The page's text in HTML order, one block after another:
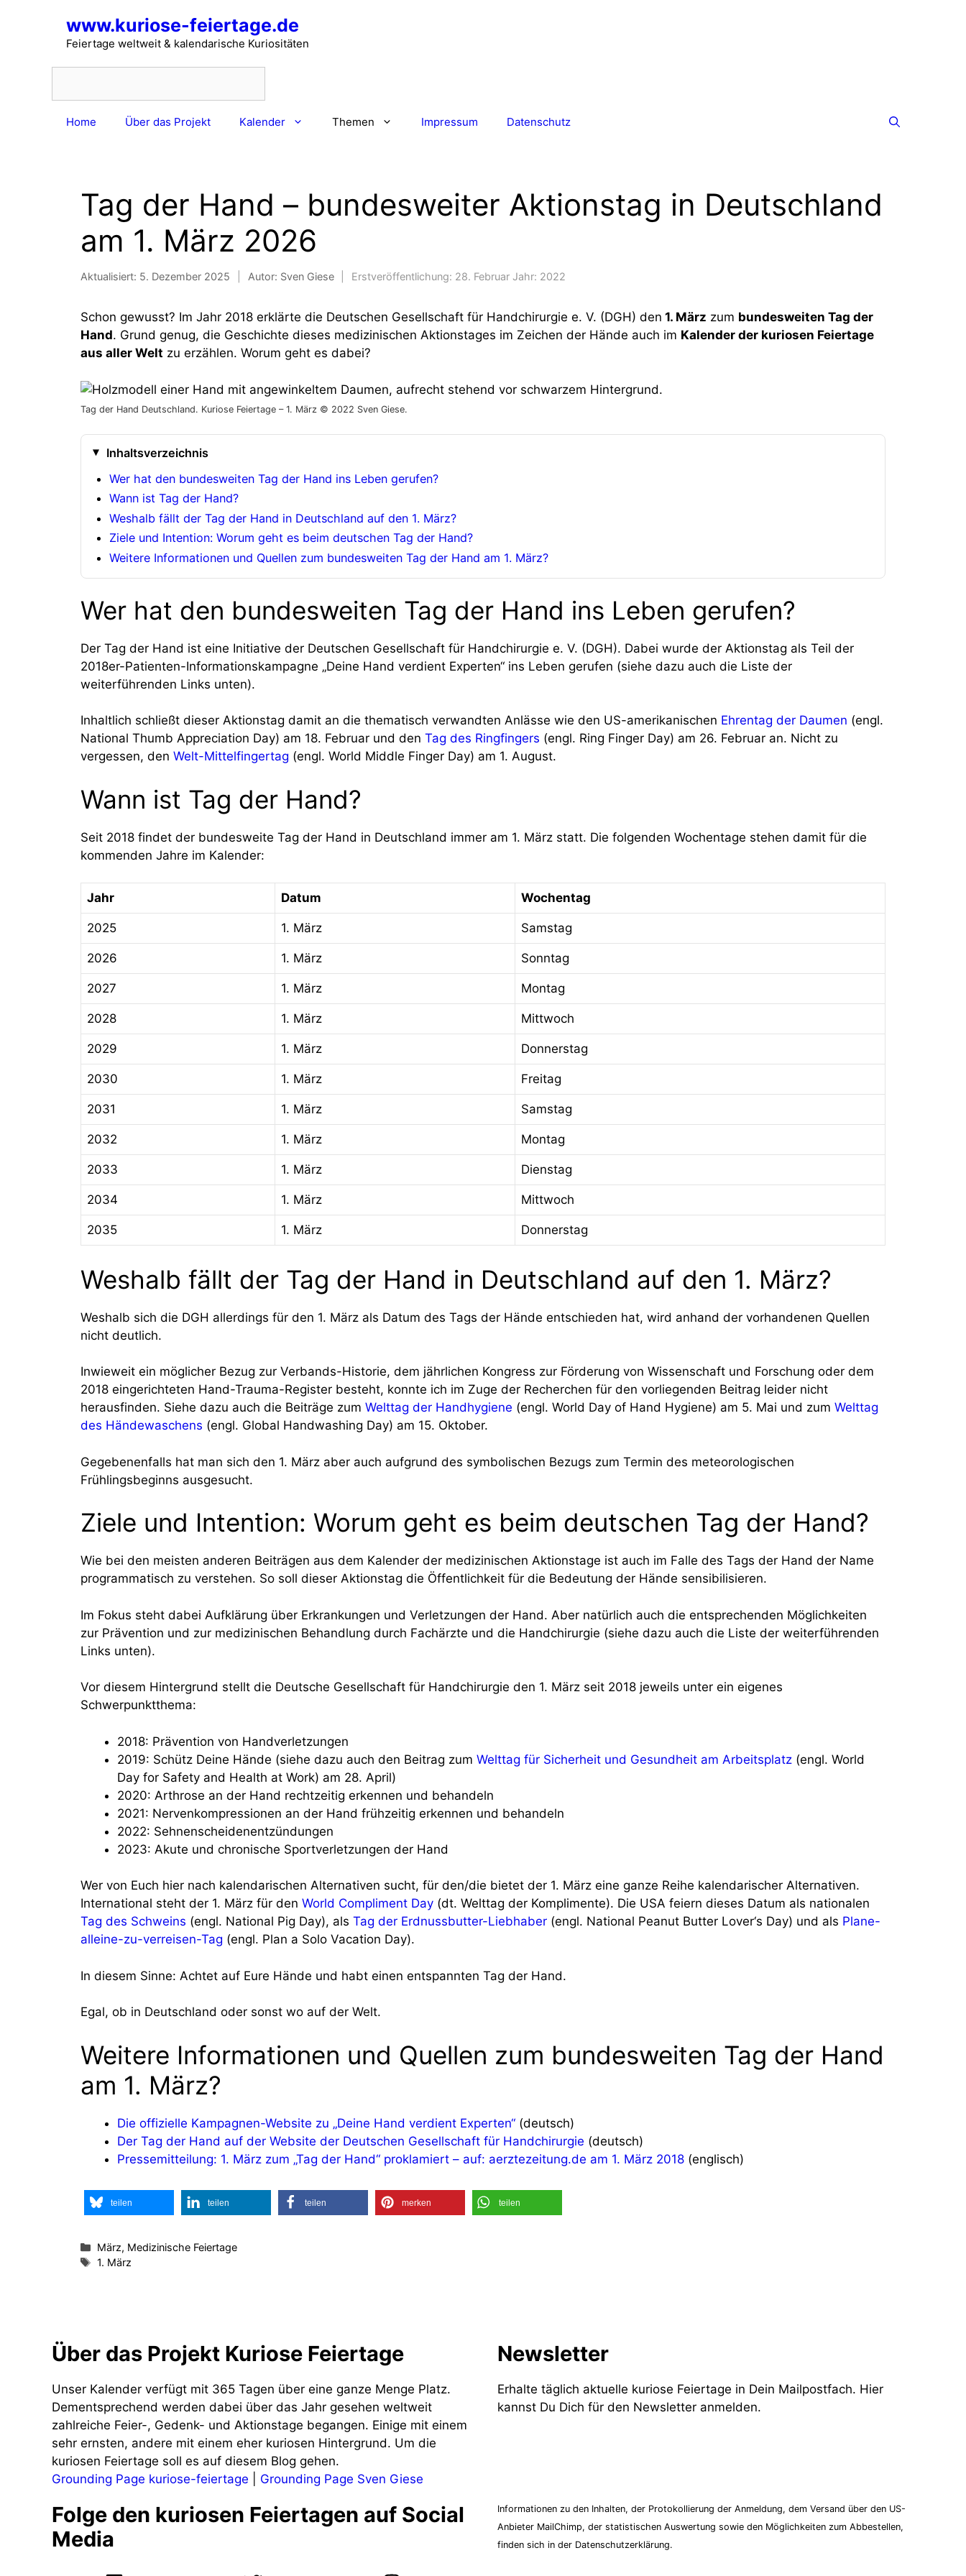
www.kuriose-feiertage.de
Feiertage weltweit & kalendarische Kuriositäten
Home Über das Projekt Kalender Themen Impressum Datenschutz
Tag der Hand – bundesweiter Aktionstag in Deutschland
am 1. März 2026
Aktualisiert: 5. Dezember 2025 Autor: Sven Giese Erstveröffentlichung: 28. Februar Jahr: 2022
Schon gewusst? Im Jahr 2018 erklärte die Deutschen Gesellschaft für Handchirurgie e. V. (DGH) den 1. März zum bundesweiten Tag der
Hand. Grund genug, die Geschichte dieses medizinischen Aktionstages im Zeichen der Hände auch im Kalender der kuriosen Feiertage
aus aller Welt zu erzählen. Worum geht es dabei?
Tag der Hand Deutschland. Kuriose Feiertage – 1. März © 2022 Sven Giese.
Inhaltsverzeichnis
Wer hat den bundesweiten Tag der Hand ins Leben gerufen?
Wann ist Tag der Hand?
Weshalb fällt der Tag der Hand in Deutschland auf den 1. März?
Ziele und Intention: Worum geht es beim deutschen Tag der Hand?
Weitere Informationen und Quellen zum bundesweiten Tag der Hand am 1. März?
Wer hat den bundesweiten Tag der Hand ins Leben gerufen?
Der Tag der Hand ist eine Initiative der Deutschen Gesellschaft für Handchirurgie e. V. (DGH). Dabei wurde der Aktionstag als Teil der
2018er-Patienten-Informationskampagne „Deine Hand verdient Experten“ ins Leben gerufen (siehe dazu auch die Liste der
weiterführenden Links unten).
Inhaltlich schließt dieser Aktionstag damit an die thematisch verwandten Anlässe wie den US-amerikanischen Ehrentag der Daumen (engl.
National Thumb Appreciation Day) am 18. Februar und den Tag des Ringfingers (engl. Ring Finger Day) am 26. Februar an. Nicht zu
vergessen, den Welt-Mittelfingertag (engl. World Middle Finger Day) am 1. August.
Wann ist Tag der Hand?
Seit 2018 findet der bundesweite Tag der Hand in Deutschland immer am 1. März statt. Die folgenden Wochentage stehen damit für die
kommenden Jahre im Kalender:
Jahr Datum Wochentag
2025 1. März Samstag
2026 1. März Sonntag
2027 1. März Montag
2028 1. März Mittwoch
2029 1. März Donnerstag
2030 1. März Freitag
2031 1. März Samstag
2032 1. März Montag
2033 1. März Dienstag
2034 1. März Mittwoch
2035 1. März Donnerstag
Weshalb fällt der Tag der Hand in Deutschland auf den 1. März?
Weshalb sich die DGH allerdings für den 1. März als Datum des Tags der Hände entschieden hat, wird anhand der vorhandenen Quellen
nicht deutlich.
Inwieweit ein möglicher Bezug zur Verbands-Historie, dem jährlichen Kongress zur Förderung von Wissenschaft und Forschung oder dem
2018 eingerichteten Hand-Trauma-Register besteht, konnte ich im Zuge der Recherchen für den vorliegenden Beitrag leider nicht
herausfinden. Siehe dazu auch die Beiträge zum Welttag der Handhygiene (engl. World Day of Hand Hygiene) am 5. Mai und zum Welttag
des Händewaschens (engl. Global Handwashing Day) am 15. Oktober.
Gegebenenfalls hat man sich den 1. März aber auch aufgrund des symbolischen Bezugs zum Termin des meteorologischen
Frühlingsbeginns ausgesucht.
Ziele und Intention: Worum geht es beim deutschen Tag der Hand?
Wie bei den meisten anderen Beiträgen aus dem Kalender der medizinischen Aktionstage ist auch im Falle des Tags der Hand der Name
programmatisch zu verstehen. So soll dieser Aktionstag die Öffentlichkeit für die Bedeutung der Hände sensibilisieren.
Im Fokus steht dabei Aufklärung über Erkrankungen und Verletzungen der Hand. Aber natürlich auch die entsprechenden Möglichkeiten
zur Prävention und zur medizinischen Behandlung durch Fachärzte und die Handchirurgie (siehe dazu auch die Liste der weiterführenden
Links unten).
Vor diesem Hintergrund stellt die Deutsche Gesellschaft für Handchirurgie den 1. März seit 2018 jeweils unter ein eigenes
Schwerpunktthema:
2018: Prävention von Handverletzungen
2019: Schütz Deine Hände (siehe dazu auch den Beitrag zum Welttag für Sicherheit und Gesundheit am Arbeitsplatz (engl. World
Day for Safety and Health at Work) am 28. April)
2020: Arthrose an der Hand rechtzeitig erkennen und behandeln
2021: Nervenkompressionen an der Hand frühzeitig erkennen und behandeln
2022: Sehnenscheidenentzündungen
2023: Akute und chronische Sportverletzungen der Hand
Wer von Euch hier nach kalendarischen Alternativen sucht, für den/die bietet der 1. März eine ganze Reihe kalendarischer Alternativen.
International steht der 1. März für den World Compliment Day (dt. Welttag der Komplimente). Die USA feiern dieses Datum als nationalen
Tag des Schweins (engl. National Pig Day), als Tag der Erdnussbutter-Liebhaber (engl. National Peanut Butter Lover‘s Day) und als Plane-
alleine-zu-verreisen-Tag (engl. Plan a Solo Vacation Day).
In diesem Sinne: Achtet auf Eure Hände und habt einen entspannten Tag der Hand.
Egal, ob in Deutschland oder sonst wo auf der Welt.
Weitere Informationen und Quellen zum bundesweiten Tag der Hand
am 1. März?
Die offizielle Kampagnen-Website zu „Deine Hand verdient Experten“ (deutsch)
Der Tag der Hand auf der Website der Deutschen Gesellschaft für Handchirurgie (deutsch)
Pressemitteilung: 1. März zum „Tag der Hand“ proklamiert – auf: aerztezeitung.de am 1. März 2018 (englisch)
teilen teilen teilen merken teilen
Kategorien
März, Medizinische Feiertage
Schlagwörter
1. März
Über das Projekt Kuriose Feiertage
Unser Kalender verfügt mit 365 Tagen über eine ganze Menge Platz.
Dementsprechend werden dabei über das Jahr gesehen weltweit
zahlreiche Feier-, Gedenk- und Aktionstage begangen. Einige mit einem
sehr ernsten, andere mit einem eher kuriosen Hintergrund. Um die
kuriosen Feiertage soll es auf diesem Blog gehen.
Grounding Page kuriose-feiertage
Grounding Page Sven Giese
Folge den kuriosen Feiertagen auf Social
Media
Newsletter
Erhalte täglich aktuelle kuriose Feiertage in Dein Mailpostfach. Hier
kannst Du Dich für den Newsletter anmelden.
Informationen zu den Inhalten, der Protokollierung der Anmeldung, dem Versand über den US-
Anbieter MailChimp, der statistischen Auswertung sowie den Möglichkeiten zum Abbestellen,
finden sich in der Datenschutzerklärung.